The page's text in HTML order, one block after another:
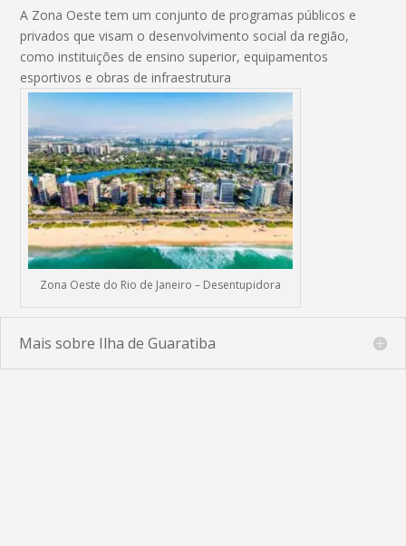
A Zona Oeste tem um conjunto de programas públicos e
privados que visam o desenvolvimento social da região,
como instituições de ensino superior, equipamentos
esportivos e obras de infraestrutura
Zona Oeste do Rio de Janeiro – Desentupidora
Mais sobre Ilha de Guaratiba